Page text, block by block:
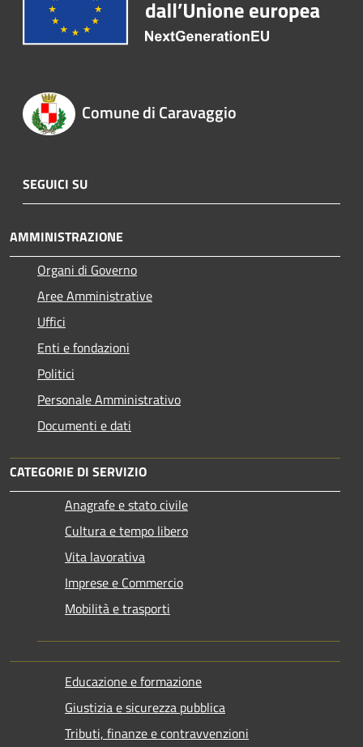
Comune di Caravaggio
SEGUICI SU
AMMINISTRAZIONE
Organi di Governo
Aree Amministrative
Uffici
Enti e fondazioni
Politici
Personale Amministrativo
Documenti e dati
CATEGORIE DI SERVIZIO
Anagrafe e stato civile
Cultura e tempo libero
Vita lavorativa
Imprese e Commercio
Mobilità e trasporti
Educazione e formazione
Giustizia e sicurezza pubblica
Tributi, finanze e contravvenzioni